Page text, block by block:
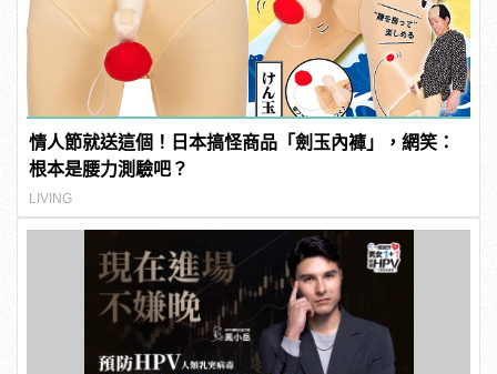
情人節就送這個！日本搞怪商品「劍玉內褲」，網笑：
根本是腰力測驗吧？
LIVING